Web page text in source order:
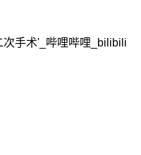
次手术'_哔哩哔哩_bilibili